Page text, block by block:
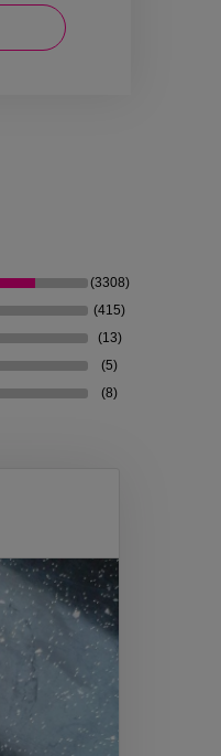
(3308)
(415)
(13)
(5)
(8)